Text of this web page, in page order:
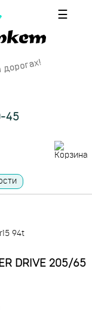
☰
45
94t
DRIVE 205/65